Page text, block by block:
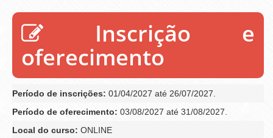
Inscrição e
oferecimento
Período de inscrições: 01/04/2027 até 26/07/2027.
Período de oferecimento: 03/08/2027 até 31/08/2027.
Local do curso: ONLINE